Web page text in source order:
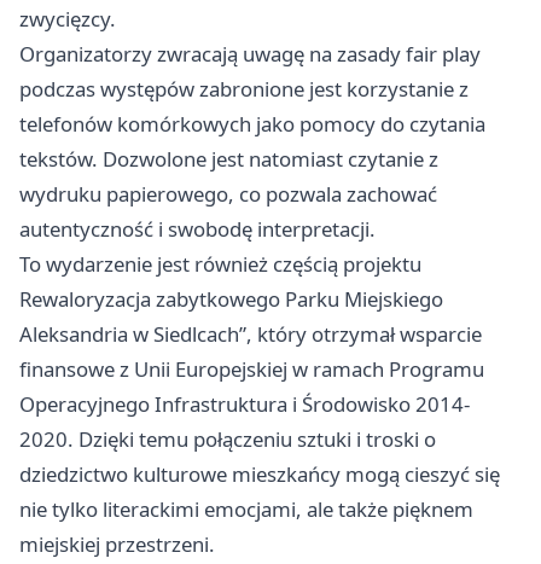
zwycięzcy.
Organizatorzy zwracają uwagę na zasady fair play
podczas występów zabronione jest korzystanie z
telefonów komórkowych jako pomocy do czytania
tekstów. Dozwolone jest natomiast czytanie z
wydruku papierowego, co pozwala zachować
autentyczność i swobodę interpretacji.
To wydarzenie jest również częścią projektu
Rewaloryzacja zabytkowego Parku Miejskiego
Aleksandria w Siedlcach”, który otrzymał wsparcie
finansowe z Unii Europejskiej w ramach Programu
Operacyjnego Infrastruktura i Środowisko 2014-
2020. Dzięki temu połączeniu sztuki i troski o
dziedzictwo kulturowe mieszkańcy mogą cieszyć się
nie tylko literackimi emocjami, ale także pięknem
miejskiej przestrzeni.